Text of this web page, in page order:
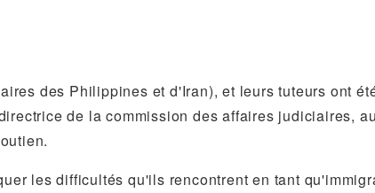
des Philippines et d'Iran), et leurs tuteurs ont
de la commission des affaires judiciaires,
les difficultés qu'ils rencontrent en tant